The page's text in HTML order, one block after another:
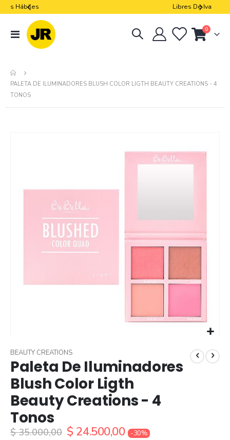
navegación
Cart
0artículos
PALETA DE ILUMINADORES BLUSH COLOR LIGTH BEAUTY CREATIONS - 4
TONOS
to
the
beginning
of
the
images
gallery
Paleta De Iluminadores
Blush Color Ligth
Beauty Creations - 4
Tonos
BEAUTY CREATIONS
$ 35.000,00 $ 24.500,00 -30%